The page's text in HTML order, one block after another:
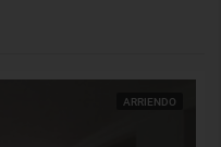
ARRIENDO